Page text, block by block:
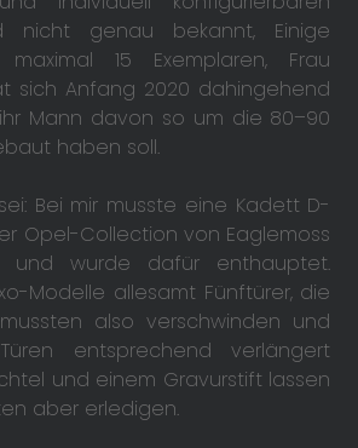
nicht genau bekannt, Einige
15 Exemplaren, Frau
sich Anfang 2020 dahingehend
Mann davon so um die 80–90
haben soll.
Bei mir musste eine Kadett D-
Opel-Collection von Eaglemoss
und wurde dafür enthauptet.
Modelle allesamt Fünftürer, die
also verschwinden und
entsprechend verlängert
und einem Gravurstift lassen
aber erledigen.